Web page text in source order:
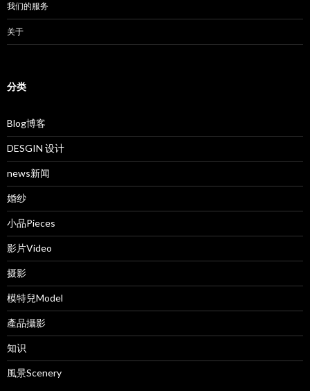
我们的服务
关于
分类
Blog博客
DESGIN 设计
news新闻
婚纱
小品Pieces
影片Video
摄影
模特兒Model
產品攝影
知识
風景Scenery